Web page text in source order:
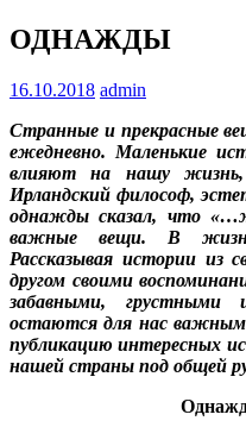
ОДНАЖДЫ
16.10.2018 admin
Странные и прекрасные
ежедневно. Маленькие
влияют на нашу жизнь,
Ирландский философ,
однажды сказал, что
важные вещи. В
Рассказывая истории из
другом своими
забавными,
остаются для нас
публикацию интересных
нашей страны под общей